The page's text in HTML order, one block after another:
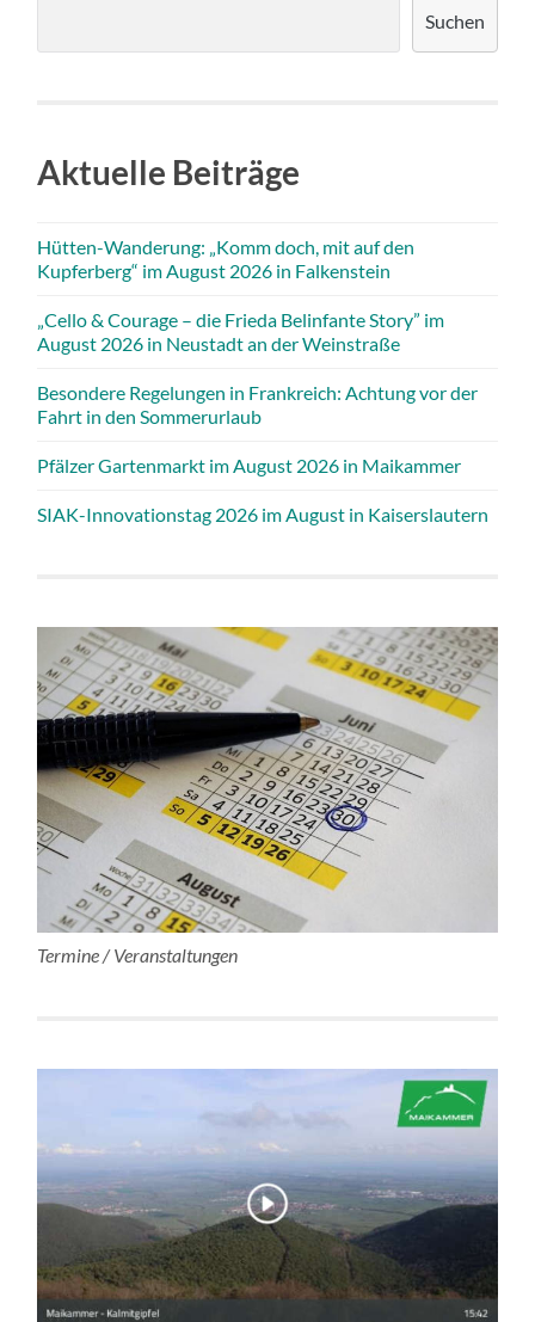
Suchen
Aktuelle Beiträge
Hütten-Wanderung: „Komm doch, mit auf den
Kupferberg“ im August 2026 in Falkenstein
„Cello & Courage – die Frieda Belinfante Story” im
August 2026 in Neustadt an der Weinstraße
Besondere Regelungen in Frankreich: Achtung vor der
Fahrt in den Sommerurlaub
Pfälzer Gartenmarkt im August 2026 in Maikammer
SIAK-Innovationstag 2026 im August in Kaiserslautern
Termine / Veranstaltungen